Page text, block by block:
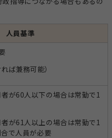
人員基準
ば兼務可能）
が60人以下の場合は常勤で1
が61人以上の場合は常勤で1
で人員が必要